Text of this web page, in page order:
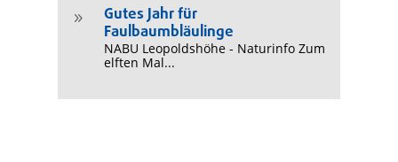
9
Gutes Jahr für
Faulbaumbläulinge
NABU Leopoldshöhe - Naturinfo Zum
elften Mal...